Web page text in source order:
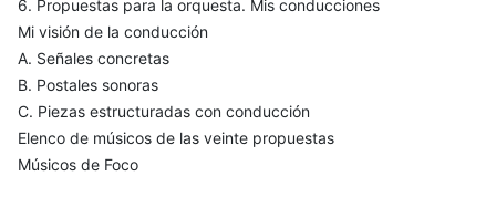
6. Propuestas para la orquesta. Mis conducciones
Mi visión de la conducción
A. Señales concretas
B. Postales sonoras
C. Piezas estructuradas con conducción
Elenco de músicos de las veinte propuestas
Músicos de Foco